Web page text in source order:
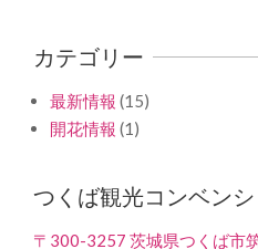
カテゴリー
最新情報 (15)
開花情報 (1)
つくば観光コンベン
〒300-3257 茨城県つくば市